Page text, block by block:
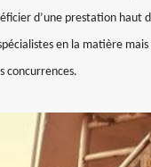
d’une prestation haut
en la matière
concurrences.